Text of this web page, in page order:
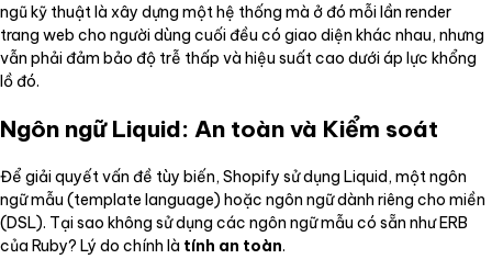
ngũ kỹ thuật là xây dựng một hệ thống mà ở đó mỗi lần render
trang web cho người dùng cuối đều có giao diện khác nhau, nhưng
vẫn phải đảm bảo độ trễ thấp và hiệu suất cao dưới áp lực khổng
lồ đó.
Ngôn ngữ Liquid: An toàn và Kiểm soát
Để giải quyết vấn đề tùy biến, Shopify sử dụng Liquid, một ngôn
ngữ mẫu (template language) hoặc ngôn ngữ dành riêng cho miền
(DSL). Tại sao không sử dụng các ngôn ngữ mẫu có sẵn như ERB
của Ruby? Lý do chính là tính an toàn.